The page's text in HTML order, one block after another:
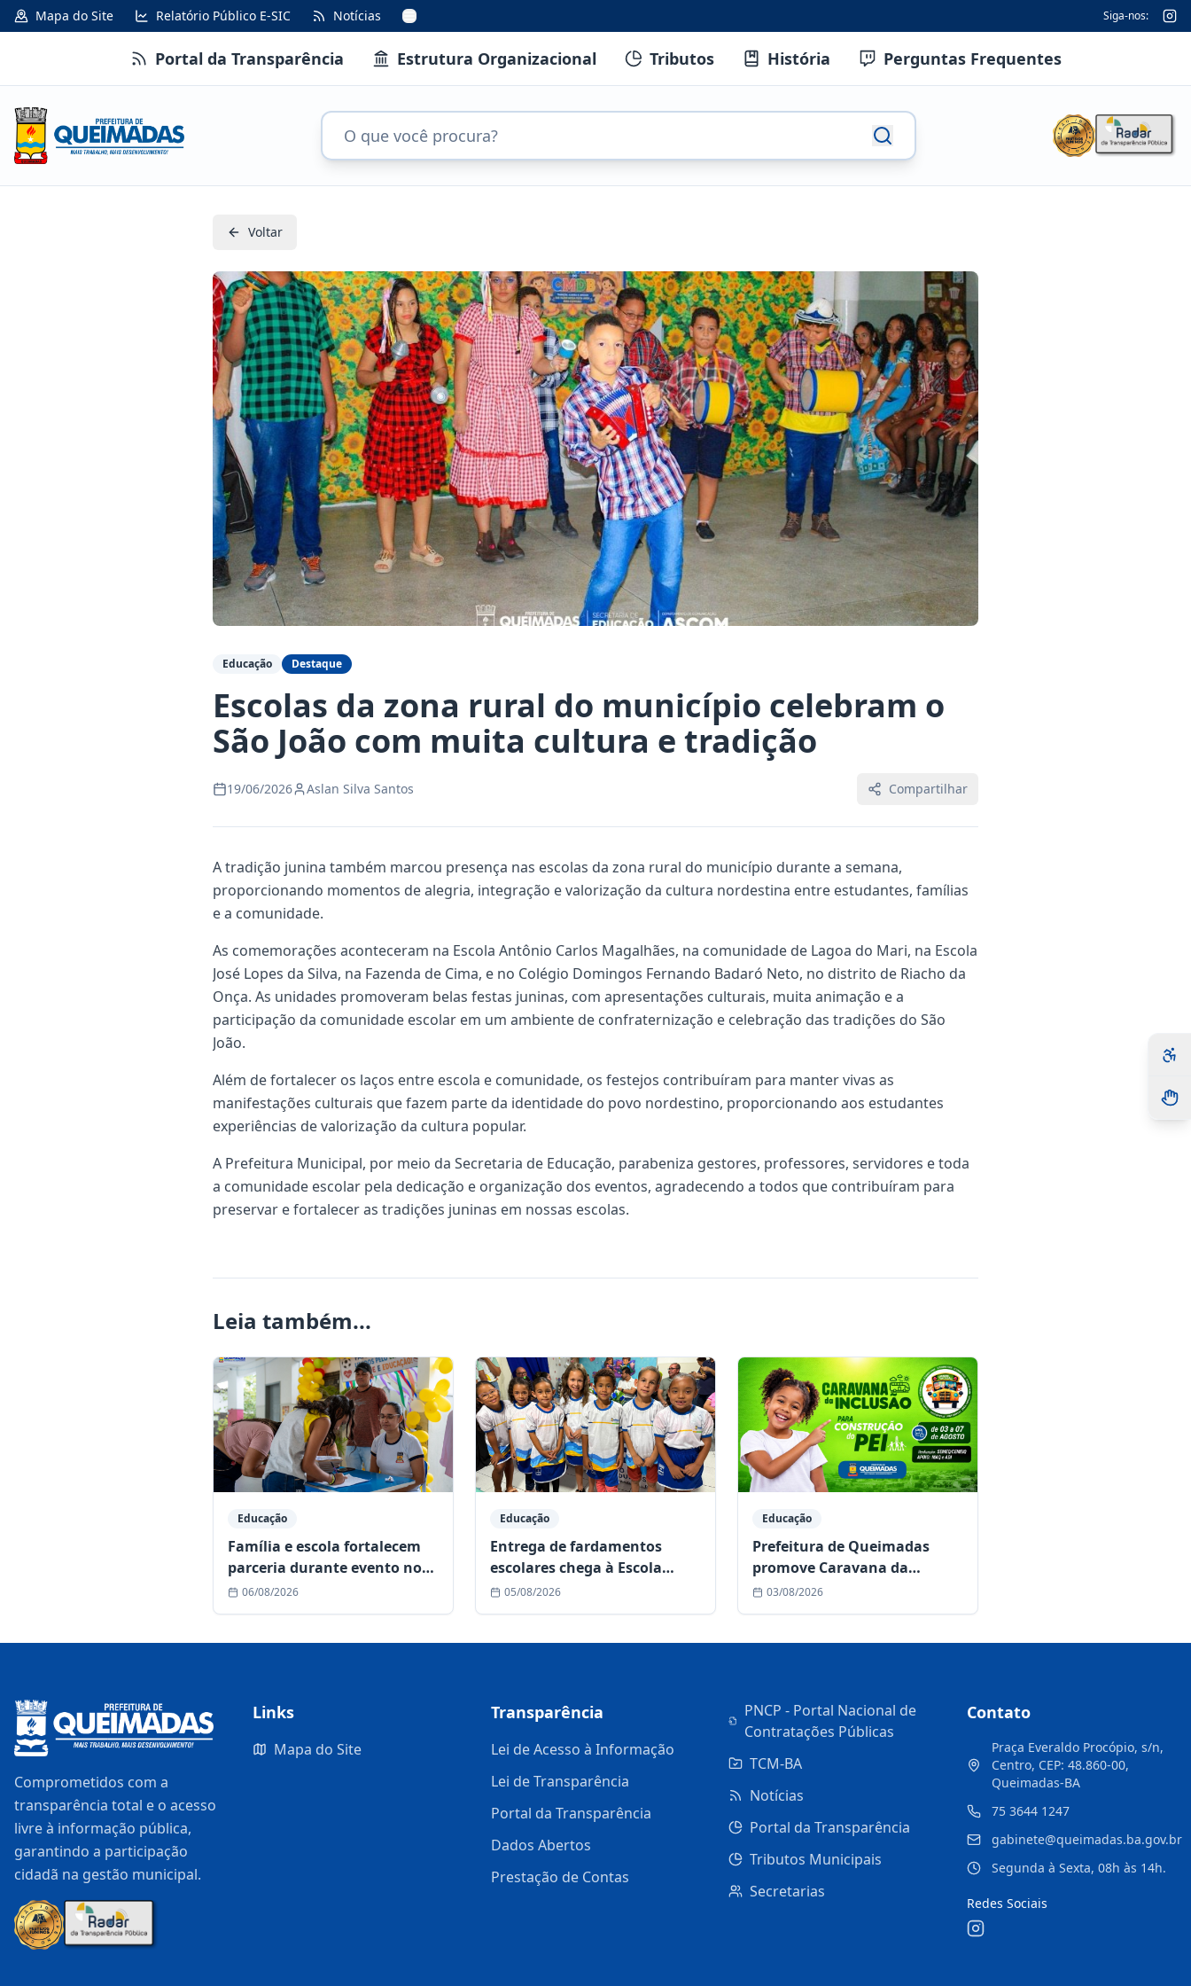
Mapa do Site Relatório Público E-SIC Notícias Siga-nos:
Portal da Transparência Estrutura Organizacional Tributos História Perguntas Frequentes
Voltar
Educação Destaque
Escolas da zona rural do município celebram o
São João com muita cultura e tradição
19/06/2026 Aslan Silva Santos Compartilhar
A tradição junina também marcou presença nas escolas da zona rural do município durante a semana,
proporcionando momentos de alegria, integração e valorização da cultura nordestina entre estudantes, famílias
e a comunidade.
As comemorações aconteceram na Escola Antônio Carlos Magalhães, na comunidade de Lagoa do Mari, na Escola
José Lopes da Silva, na Fazenda de Cima, e no Colégio Domingos Fernando Badaró Neto, no distrito de Riacho da
Onça. As unidades promoveram belas festas juninas, com apresentações culturais, muita animação e a
participação da comunidade escolar em um ambiente de confraternização e celebração das tradições do São
João.
Além de fortalecer os laços entre escola e comunidade, os festejos contribuíram para manter vivas as
manifestações culturais que fazem parte da identidade do povo nordestino, proporcionando aos estudantes
experiências de valorização da cultura popular.
A Prefeitura Municipal, por meio da Secretaria de Educação, parabeniza gestores, professores, servidores e toda
a comunidade escolar pela dedicação e organização dos eventos, agradecendo a todos que contribuíram para
preservar e fortalecer as tradições juninas em nossas escolas.
Leia também...
Educação
Família e escola fortalecem
parceria durante evento no
Colégio Municipal Sônia
Maria
06/08/2026
Educação
Entrega de fardamentos
escolares chega à Escola
Reino da Criança, no distrito
de Riacho da Onça
05/08/2026
Educação
Prefeitura de Queimadas
promove Caravana da
Inclusão para construção do
Plano Educacional
03/08/2026
Comprometidos com a
transparência total e o acesso
livre à informação pública,
garantindo a participação
cidadã na gestão municipal.
Links
Mapa do Site
Transparência
Lei de Acesso à Informação
Lei de Transparência
Portal da Transparência
Dados Abertos
Prestação de Contas
PNCP - Portal Nacional de
Contratações Públicas
TCM-BA
Notícias
Portal da Transparência
Tributos Municipais
Secretarias
Contato
Praça Everaldo Procópio, s/n,
Centro, CEP: 48.860-00,
Queimadas-BA
75 3644 1247
gabinete@queimadas.ba.gov.br
Segunda à Sexta, 08h às 14h.
Redes Sociais